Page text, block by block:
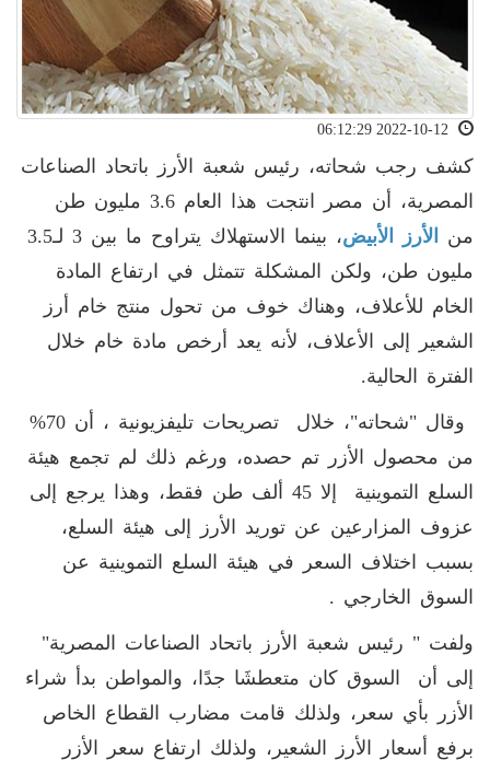
كشف رجب شحاته، رئيس شعبة الأرز باتحاد الصناعات
المصرية، أن مصر انتجت هذا العام 3.6 مليون طن
من
الأرز الأبيض
، بينما الاستهلاك يتراوح ما بين 3 لـ3.5
مليون طن، ولكن المشكلة تتمثل في ارتفاع المادة
الخام للأعلاف، وهناك خوف من تحول منتج خام أرز
الشعير إلى الأعلاف، لأنه يعد أرخص مادة خام خلال
الفترة الحالية.
وقال "شحاته"، خلال تصريحات تليفزيونية ، أن 70%
من محصول الأزر تم حصده، ورغم ذلك لم تجمع هيئة
السلع التموينية إلا 45 ألف طن فقط، وهذا يرجع إلى
عزوف المزارعين عن توريد الأرز إلى هيئة السلع،
بسبب اختلاف السعر في هيئة السلع التموينية عن
السوق الخارجي .
ولفت " رئيس شعبة الأرز باتحاد الصناعات المصرية"
إلى أن السوق كان متعطشَا جدًا، والمواطن بدأ شراء
الأزر بأي سعر، ولذلك قامت مضارب القطاع الخاص
برفع أسعار الأرز الشعير، ولذلك ارتفاع سعر الأزر